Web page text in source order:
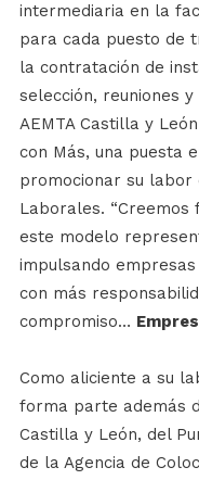
intermediaria en la
para cada puesto de
la contratación de
selección, reuniones
AEMTA Castilla y
con Más, una puesta
promocionar su labor
Laborales.
este modelo
impulsando
con más
compromiso…
Como aliciente a su
forma parte además
Castilla y León, del
de la Agencia de